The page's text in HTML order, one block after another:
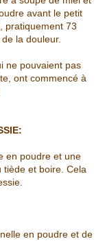
avant le petit
pratiquement 73
la douleur.
ne pouvaient pas
ont commencé à
en poudre et une
et boire. Cela
en poudre et de